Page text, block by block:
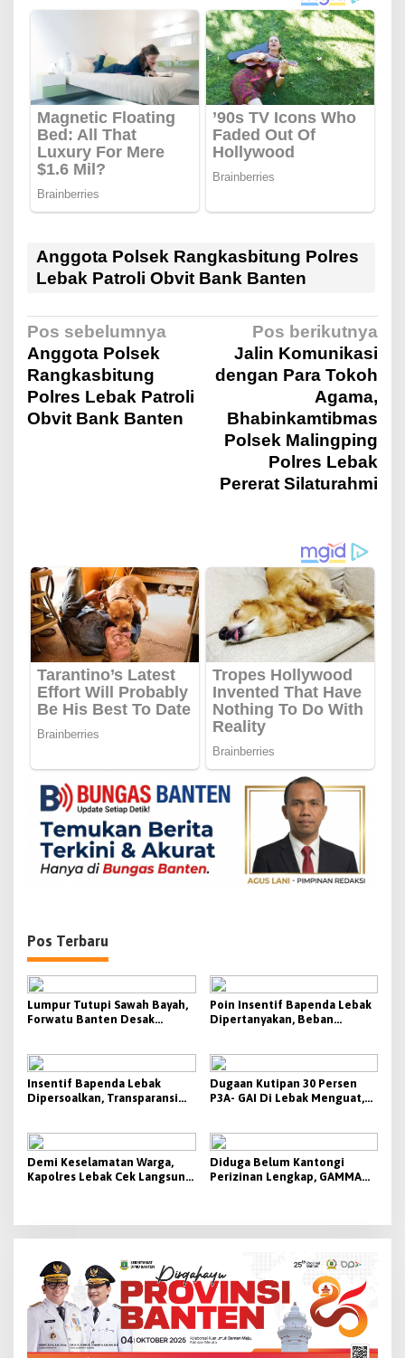
Anggota Polsek Rangkasbitung Polres
Lebak Patroli Obvit Bank Banten
N
a
a
s
i
p
o
s
Pos sebelumnya
Anggota Polsek
Rangkasbitung
Polres Lebak Patroli
Obvit Bank Banten
Pos berikutnya
Jalin Komunikasi
dengan Para Tokoh
Agama,
Bhabinkamtibmas
Polsek Malingping
Polres Lebak
Pererat Silaturahmi
Pos Terbaru
Lumpur Tutupi Sawah Bayah,
Forwatu Banten Desak
Dampak Aktivitas PT CG
Poin Insentif Bapenda Lebak
Dipertanyakan, Beban
dengan Besaran yang
Diterima
Insentif Bapenda Lebak
Dipersoalkan, Transparansi
Dugaan Kutipan 30 Persen
P3A- GAI Di Lebak Menguat,
Demi Keselamatan Warga,
Kapolres Lebak Cek Langsung
Diduga Belum Kantongi
Perizinan Lengkap, GAMMA